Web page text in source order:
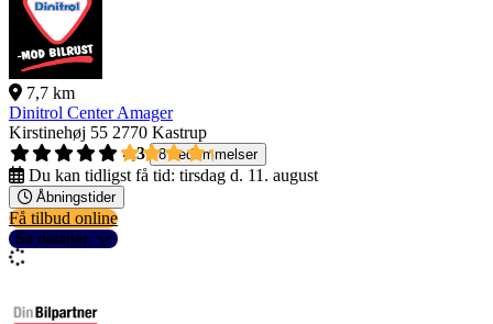
7,7 km
Dinitrol Center Amager
Kirstinehøj 55 2770 Kastrup
4,3
8 bedømmelser
Du kan tidligst få tid: tirsdag d. 11. august
Åbningstider
Få tilbud online
Se detaljer